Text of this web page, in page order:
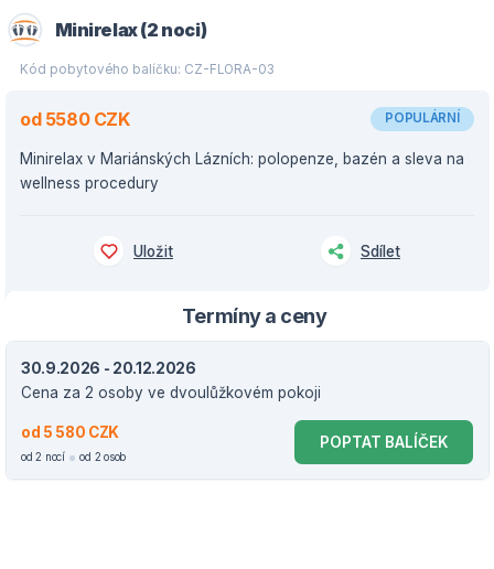
Minirelax (2 noci)
Kód pobytového balíčku: CZ-FLORA-03
od 5580 CZK POPULÁRNÍ
Minirelax v Mariánských Lázních: polopenze, bazén a sleva na
wellness procedury
Uložit Sdílet
Termíny a ceny
30.9.2026 - 20.12.2026
Cena za 2 osoby ve dvoulůžkovém pokoji
od 5 580 CZK
od 2 nocí od 2 osob
POPTAT BALÍČEK